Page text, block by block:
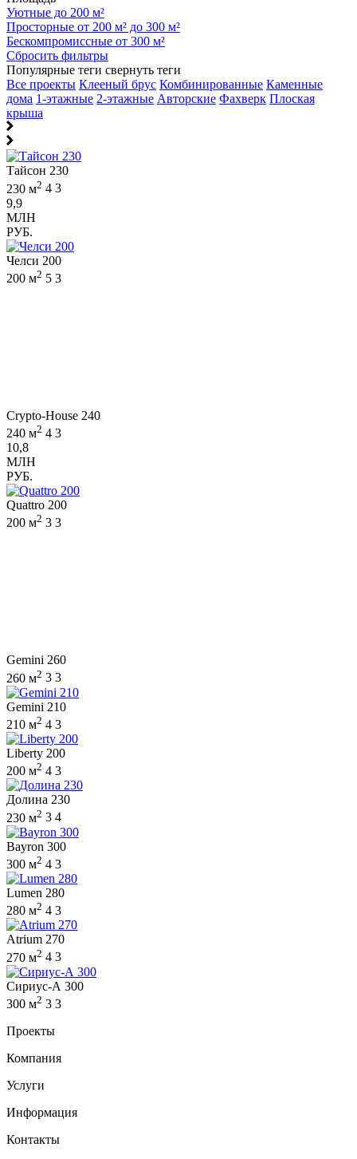
Уютные до 200 м²
Просторные от 200 м² до 300 м²
Бескомпромиссные от 300 м²
Сбросить фильтры
Популярные теги свернуть теги
Все проекты Клееный брус Комбинированные Каменные
дома 1-этажные 2-этажные Авторские Фахверк Плоская
крыша
Тайсон 230
230 м2 4 3
9,9
МЛН
РУБ.
Челси 200
200 м2 5 3
Crypto-House 240
240 м2 4 3
10,8
МЛН
РУБ.
Quattro 200
200 м2 3 3
Gemini 260
260 м2 3 3
Gemini 210
210 м2 4 3
Liberty 200
200 м2 4 3
Долина 230
230 м2 3 4
Bayron 300
300 м2 4 3
Lumen 280
280 м2 4 3
Atrium 270
270 м2 4 3
Сириус-А 300
300 м2 3 3
Проекты
Компания
Услуги
Информация
Контакты